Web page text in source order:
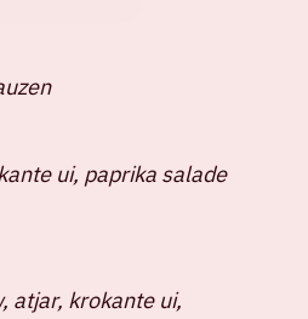
ui, paprika salade
atjar, krokante ui,